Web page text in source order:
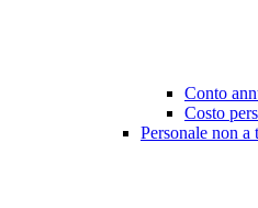
Conto
Costo
Personale non a